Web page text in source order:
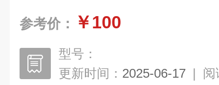
参考价： ￥100
型号：
更新时间： 2025-06-17 | 阅